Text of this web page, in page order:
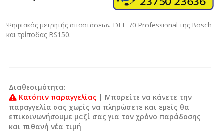
Ψηφιακός μετρητής αποστάσεων DLE 70 Professional της Bosch
και τρίποδας BS150.
Διαθεσιμότητα:
Κατόπιν παραγγελίας | Μπορείτε να κάνετε την
παραγγελία σας χωρίς να πληρώσετε και εμείς θα
επικοινωνήσουμε μαζί σας για τον χρόνο παράδοσης
και πιθανή νέα τιμή.